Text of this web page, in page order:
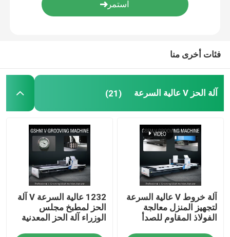
فئات أخرى منا
آلة الحز V عالية السرعة (21)
آلة خروط V عالية السرعة
لتجهيز المنزل معالجة
الفولاذ المقاوم للصدأ
1232 عالية السرعة V آلة
الحز لمطبخ مجلس
الوزراء آلة الحز المعدنية